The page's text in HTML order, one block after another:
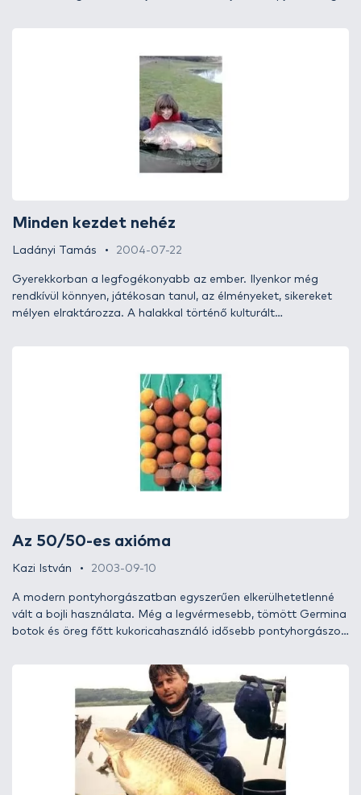
Minden kezdet nehéz
Ladányi Tamás 2004-07-22
Gyerekkorban a legfogékonyabb az ember. Ilyenkor még
rendkívül könnyen, játékosan tanul, az élményeket, sikereket
mélyen elraktározza. A halakkal történő kulturált
Az 50/50-es axióma
Kazi István 2003-09-10
A modern pontyhorgászatban egyszerűen elkerülhetetlenné
vált a bojli használata. Még a legvérmesebb, tömött Germina
botok és öreg főtt kukoricahasználó idősebb pontyhorgászok
bojlival kapcsolatos írásokba, az elkészítési receptekbe.
Sokáig foglalkoztatott az eredményhozó OLCSÓ bojlik
összetétele, amelyeket otthon készíthetek, vallja Željko Spasić
neves pontyhorgász. A továbbiakban leírt pénzspórolós
mixeket a gyors sikert kívánó, valamint a modern
pontyhorgászat táborába induló horgászoknak ajánlom.